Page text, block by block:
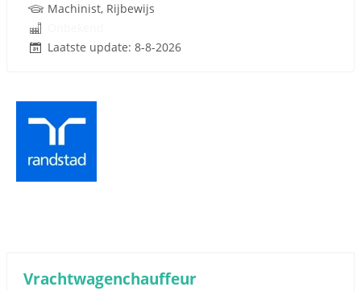
Machinist, Rijbewijs
Laatste update: 8-8-2026
Vrachtwagenchauffeur